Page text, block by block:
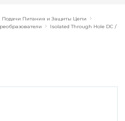
Подачи Питания и Защиты Цепи
Isolated Through Hole DC /